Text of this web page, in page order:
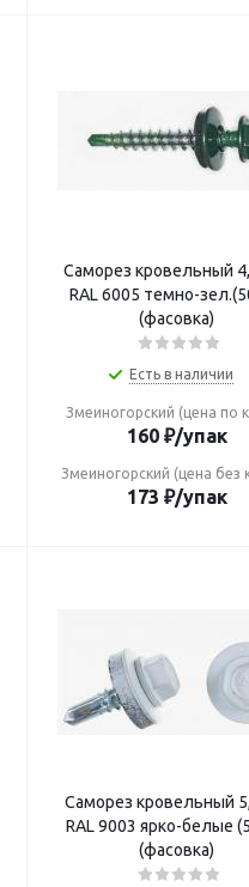
Саморез кровельный 4,8*29,
RAL 6005 темно-
(фасовка)
Есть в наличии
Змеиногорский (цена по
160₽/упак
Змеиногорский (цена без
173 ₽/упак
Саморез кровельный 5,5*19
RAL 9003 ярко-белые
(фасовка)